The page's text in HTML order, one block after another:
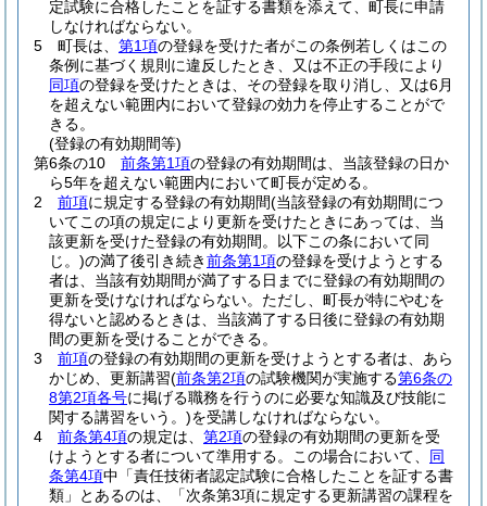
定試験に合格したことを証する書類を添えて、町長に申請
しなければならない。
5
町長は、 第1項の登録を受けた者がこの条例若しくはこの
条例に基づく規則に違反したとき、又は不正の手段により
同項の登録を受けたときは、その登録を取り消し、又は6月
を超えない範囲内において登録の効力を停止することがで
きる。
(登録の有効期間等)
第6条の10
前条第1項の登録の有効期間は、当該登録の日か
ら5年を超えない範囲内において町長が定める。
2
前項に規定する登録の有効期間(当該登録の有効期間につ
いてこの項の規定により更新を受けたときにあっては、当
該更新を受けた登録の有効期間。以下この条において同
じ。)の満了後引き続き前条第1項の登録を受けようとする
者は、当該有効期間が満了する日までに登録の有効期間の
更新を受けなければならない。 ただし、町長が特にやむを
得ないと認めるときは、当該満了する日後に登録の有効期
間の更新を受けることができる。
3
前項の登録の有効期間の更新を受けようとする者は、あら
かじめ、更新講習(前条第2項の試験機関が実施する第6条の
8第2項各号に掲げる職務を行うのに必要な知識及び技能に
関する講習をいう。)を受講しなければならない。
4
前条第4項の規定は、 第2項の登録の有効期間の更新を受
けようとする者について準用する。
この場合において、 同
条第4項中「責任技術者認定試験に合格したことを証する書
類」とあるのは、「次条第3項に規定する更新講習の課程を